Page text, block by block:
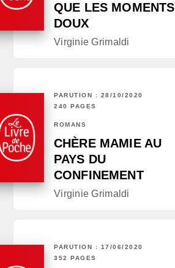
QUE LES MOMENTS
DOUX
Virginie Grimaldi
PARUTION : 28/10/2020
240 PAGES
ROMANS
CHÈRE MAMIE AU
PAYS DU
CONFINEMENT
Virginie Grimaldi
PARUTION : 17/06/2020
352 PAGES